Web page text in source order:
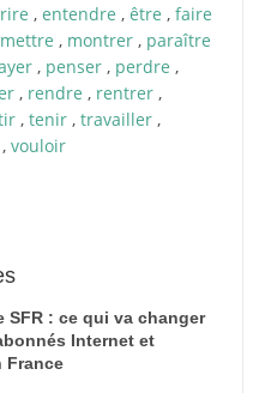
, entendre , être , faire
mettre , montrer, paraître
, penser, perdre ,
, rendre , rentrer,
, tenir, travailler,
vouloir
SFR : ce qui va changer
Internet et
France